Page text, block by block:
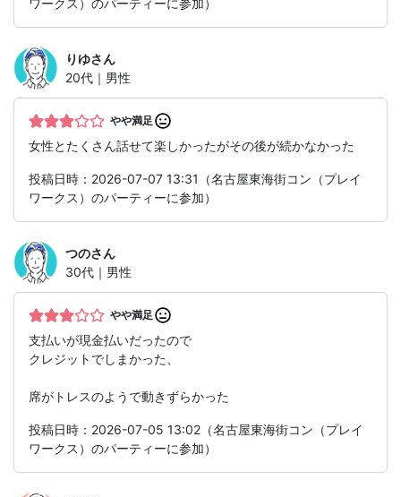
ワークス）のパーティーに参加）
りゆさん
20代｜男性
やや満足
女性とたくさん話せて楽しかったがその後が続かなかった
投稿日時：2026-07-07 13:31（名古屋東海街コン（プレイ
ワークス）のパーティーに参加）
つのさん
30代｜男性
やや満足
支払いが現金払いだったので
クレジットでしまかった、
席がトレスのようで動きずらかった
投稿日時：2026-07-05 13:02（名古屋東海街コン（プレイ
ワークス）のパーティーに参加）